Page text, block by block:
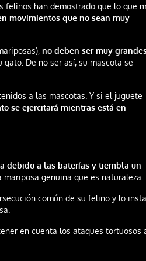
felinos han demostrado que lo que
movimientos que no sean muy
no deben ser muy
De no ser así, su mascota se
a las mascotas. Y si el juguete
se ejercitará mientras está en
debido a las baterías y tiembla un
genuina que es naturaleza.
común de su felino y lo
en cuenta los ataques tortuosos